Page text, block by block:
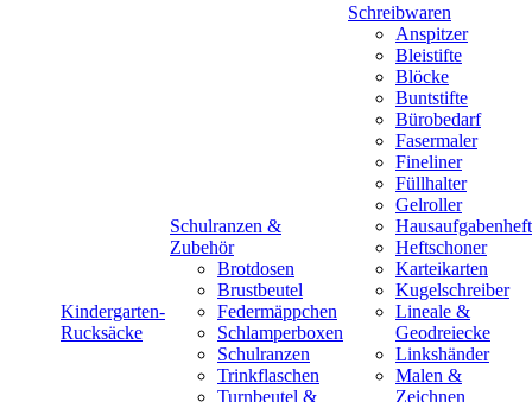
Kindergarten-
Rucksäcke
Schulranzen &
Zubehör
Brotdosen
Brustbeutel
Federmäppchen
Schlamperboxen
Schulranzen
Trinkflaschen
Turnbeutel &
Schreibwaren
Anspitzer
Bleistifte
Blöcke
Buntstifte
Bürobedarf
Fasermaler
Fineliner
Füllhalter
Gelroller
Hausaufgabenheft
Heftschoner
Karteikarten
Kugelschreiber
Lineale &
Geodreiecke
Linkshänder
Malen &
Zeichnen